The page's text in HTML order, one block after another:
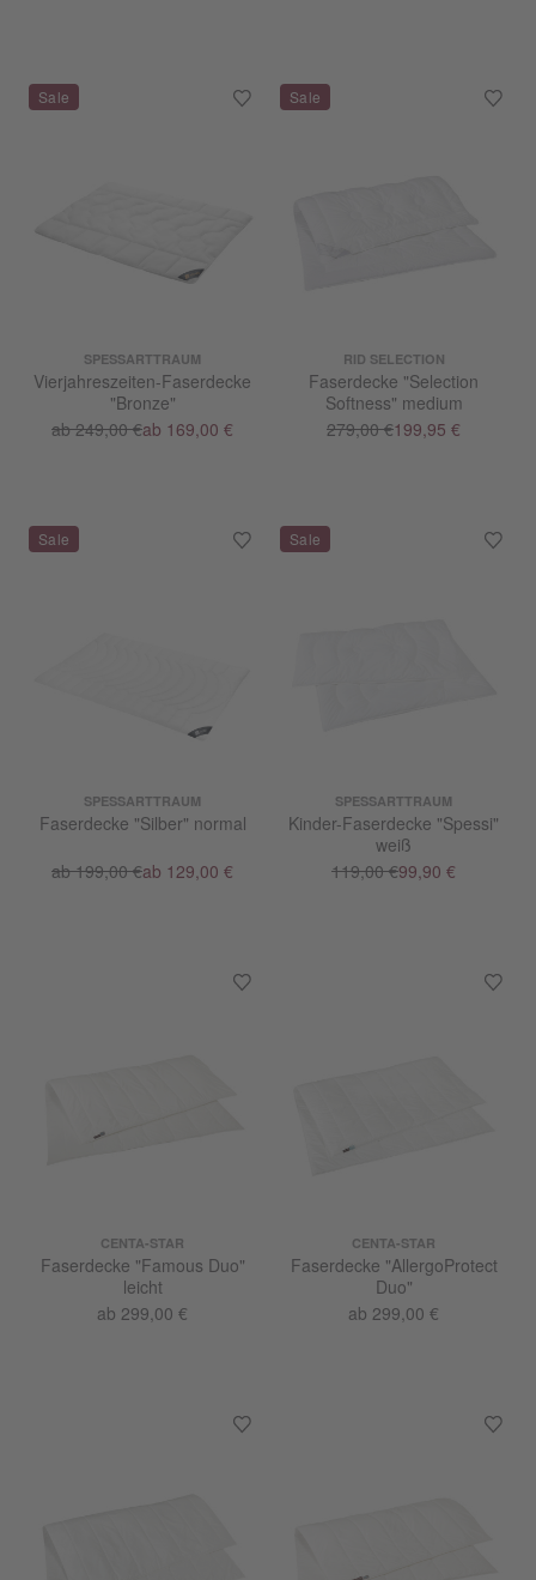
SPESSARTTRAUM
Vierjahreszeiten-Faserdecke
"Bronze"
ab 249,00 €ab 169,00 €
RID SELECTION
Faserdecke "Selection
Softness" medium
279,00 €199,95 €
SPESSARTTRAUM
Faserdecke "Silber" normal
ab 199,00 €ab 129,00 €
SPESSARTTRAUM
Kinder-Faserdecke "Spessi"
weiß
119,00 €99,90 €
CENTA-STAR
Faserdecke "Famous Duo"
leicht
ab 299,00 €
CENTA-STAR
Faserdecke "AllergoProtect
Duo"
ab 299,00 €